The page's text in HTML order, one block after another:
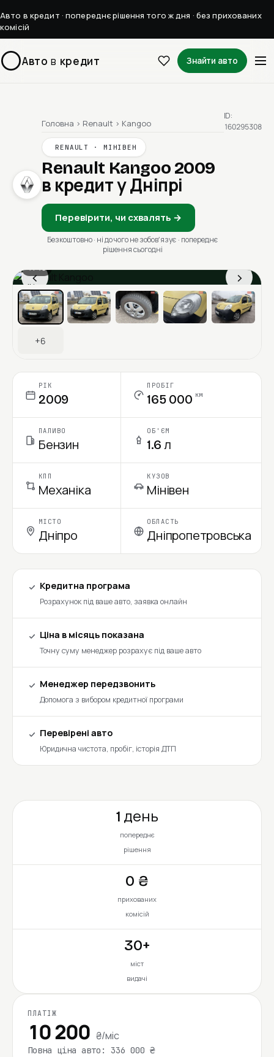
Авто в кредит · попереднє рішення того ж дня · без прихованих
комісій
Авто в кредит Знайти авто
Головна › Renault › Kangoo
RENAULT · МІНІВЕН
Renault Kangoo 2009
в кредит у Дніпрі
Перевірити, чи схвалять →
Безкоштовно · ні до чого не зобовʼязує · попереднє
рішення сьогодні
ID:
160295308
‹ ›
1 / 13
Ціна в місяць
+6
РІК
2009
ПРОБІГ
165 000 км
ПАЛИВО
Бензин
ОБ'ЄМ
1.6 л
КПП
Механіка
КУЗОВ
Мінівен
МІСТО
Дніпро
ОБЛАСТЬ
Дніпропетровська
Кредитна програма
Розрахунок під ваше авто, заявка онлайн
Ціна в місяць показана
Точну суму менеджер розрахує під ваше авто
Менеджер передзвонить
Допомога з вибором кредитної програми
Перевірені авто
Юридична чистота, пробіг, історія ДТП
1 день
попереднє
рішення
0 ₴
прихованих
комісій
30+
міст
видачі
ПЛАТІЖ
10 200 ₴/міс
Повна ціна авто: 336 000 ₴